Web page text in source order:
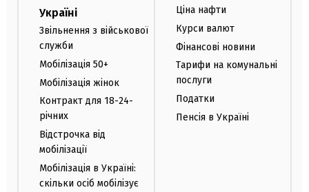
Україні
Звільнення з військової
служби
Мобілізація 50+
Мобілізація жінок
Контракт для 18-24-
річних
Відстрочка від
мобілізації
Мобілізація в Україні:
скільки осіб мобілізує
Ціна нафти
Курси валют
Фінансові новини
Тарифи на комунальні
послуги
Податки
Пенсія в Україні